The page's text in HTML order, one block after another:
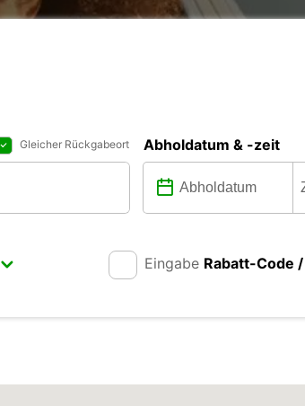
Gleicher Rückgabeort Abholdatum & -zeit
Eingabe Rabatt-Code